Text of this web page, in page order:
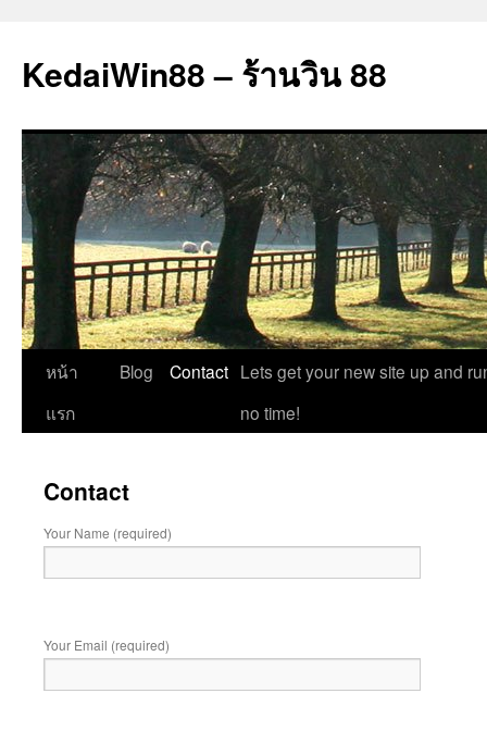
ยัง
เนื้อหา
KedaiWin88 – ร้านวิน 88
หน้า
แรก
Blog Contact Lets get your new site up and
no time!
Contact
Your Name (required)
Your Email (required)